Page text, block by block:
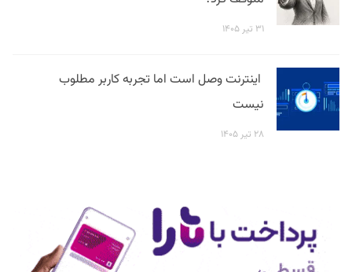
۳۱ تیر ۱۴۰۵
اینترنت وصل است اما تجربه کاربر مطلوب
نیست
۲۸ تیر ۱۴۰۵